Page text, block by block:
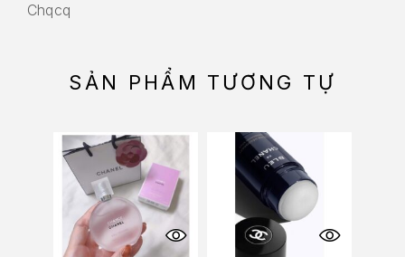
Chqcq
SẢN PHẨM TƯƠNG TỰ